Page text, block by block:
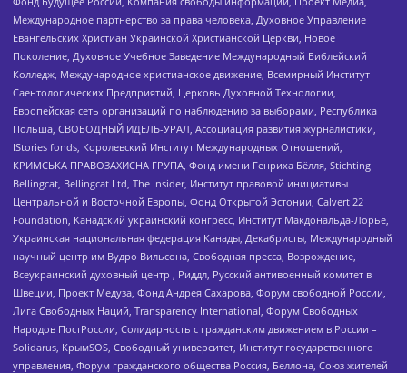
Международное партнерство за права человека, Духовное Управление
Евангельских Христиан Украинской Христианской Церкви, Новое
Поколение, Духовное Учебное Заведение Международный Библейский
Колледж, Международное христианское движение, Всемирный Институт
Саентологических Предприятий, Церковь Духовной Технологии,
Европейская сеть организаций по наблюдению за выборами, Республика
Польша, СВОБОДНЫЙ ИДЕЛЬ-УРАЛ, Ассоциация развития журналистики,
IStories fonds, Королевский Институт Международных Отношений,
КРИМСЬКА ПРАВОЗАХИСНА ГРУПА, Фонд имени Генриха Бёлля, Stichting
Bellingcat, Bellingcat Ltd, The Insider, Институт правовой инициативы
Центральной и Восточной Европы, Фонд Открытой Эстонии, Calvert 22
Foundation, Канадский украинский конгресс, Институт Макдональда-Лорье,
Украинская национальная федерация Канады, Декабристы, Международный
научный центр им Вудро Вильсона, Свободная пресса, Возрождение,
Всеукраинский духовный центр , Риддл, Русский антивоенный комитет в
Швеции, Проект Медуза, Фонд Андрея Сахарова, Форум свободной России,
Лига Свободных Наций, Transparеncy International, Форум Свободных
Народов ПостРоссии, Солидарность с гражданским движением в России –
Solidarus, КрымSOS, Свободный университет, Институт государственного
управления, Форум гражданского общества Россия, Беллона, Союз жителей